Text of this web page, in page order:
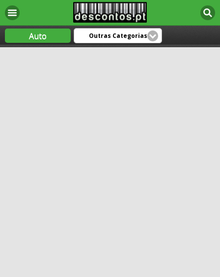
Auto Outras Categorias